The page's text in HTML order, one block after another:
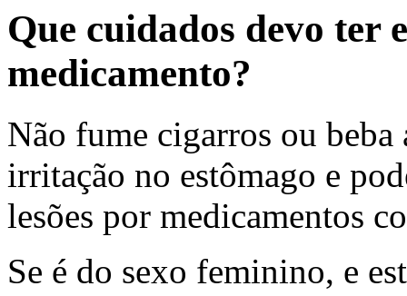
Que cuidados devo ter
medicamento?
Não fume cigarros ou beba
irritação no estômago e
lesões por medicamentos
Se é do sexo feminino, e